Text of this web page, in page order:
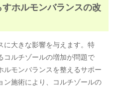
ホルモンバランスの改
に大きな影響を与えます。特
コルチゾールの増加が問題で
モンバランスを整えるサポー
ン施術により、コルチゾールの